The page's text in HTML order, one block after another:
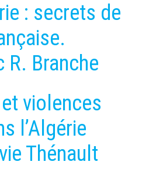
: secrets de
R. Branche
violences
l’Algérie
Thénault